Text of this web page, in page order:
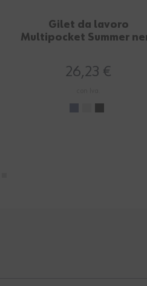
Gilet da lavoro
Multipocket Summer
26,23 €